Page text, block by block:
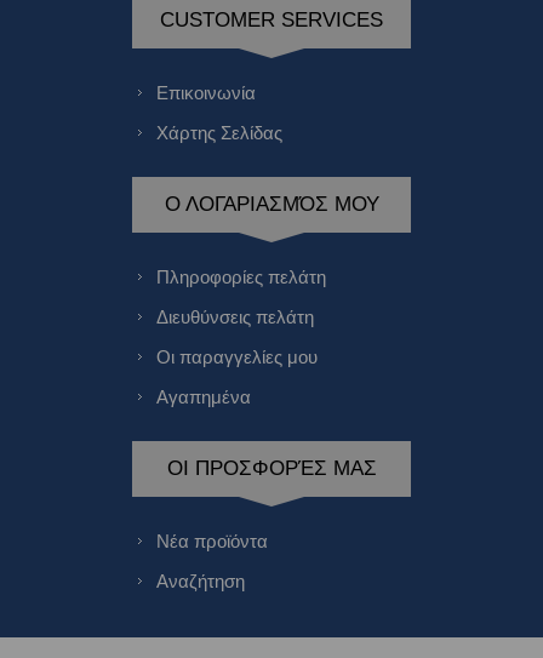
CUSTOMER SERVICES
Επικοινωνία
Χάρτης Σελίδας
Ο ΛΟΓΑΡΙΑΣΜΌΣ ΜΟΥ
Πληροφορίες πελάτη
Διευθύνσεις πελάτη
Οι παραγγελίες μου
Αγαπημένα
ΟΙ ΠΡΟΣΦΟΡΈΣ ΜΑΣ
Νέα προϊόντα
Αναζήτηση